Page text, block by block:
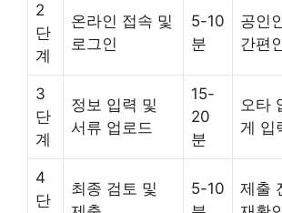
2
단
계
온라인 접속 및
로그인
5-10
분
공인
간편
3
단
계
정보 입력 및
서류 업로드
15-
20
분
오타
게 입
4
단
최종 검토 및
5-10
제출